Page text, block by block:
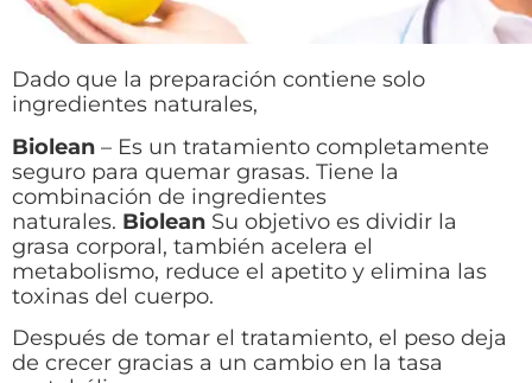
Dado que la preparación contiene solo
ingredientes naturales,
Biolean – Es un tratamiento completamente
seguro para quemar grasas. Tiene la
combinación de ingredientes
naturales. Biolean Su objetivo es dividir la
grasa corporal, también acelera el
metabolismo, reduce el apetito y elimina las
toxinas del cuerpo.
Después de tomar el tratamiento, el peso deja
de crecer gracias a un cambio en la tasa